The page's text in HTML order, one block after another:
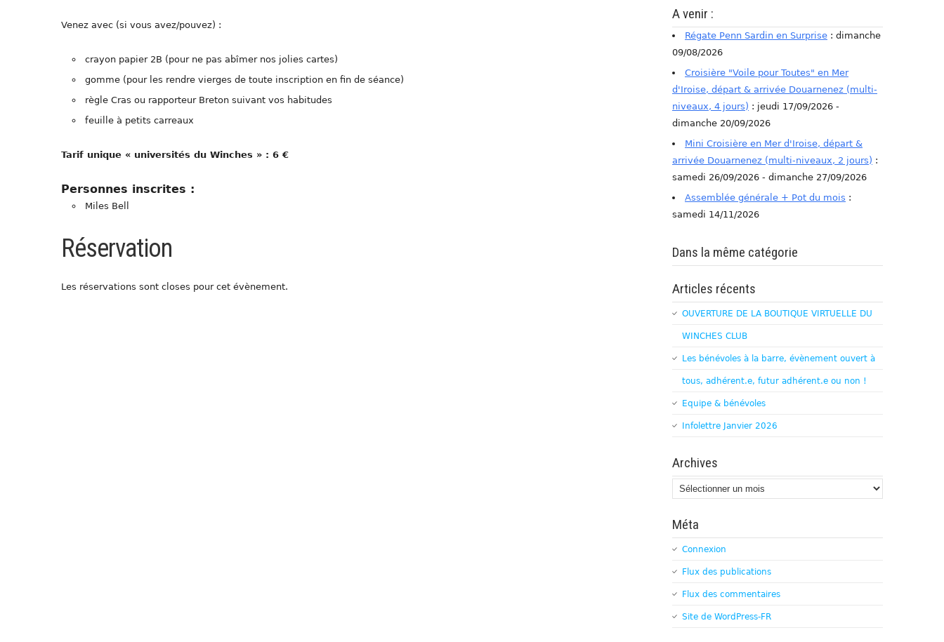
Venez avec (si vous avez/pouvez) :
crayon papier 2B (pour ne pas abîmer nos jolies cartes)
gomme (pour les rendre vierges de toute inscription en fin de séance)
règle Cras ou rapporteur Breton suivant vos habitudes
feuille à petits carreaux
Tarif unique « universités du Winches » : 6 €
Personnes inscrites :
Miles Bell
Réservation
Les réservations sont closes pour cet évènement.
A venir :
Régate Penn Sardin en Surprise : dimanche
09/08/2026
Croisière "Voile pour Toutes" en Mer
d'Iroise, départ & arrivée Douarnenez (multi-
niveaux, 4 jours) : jeudi 17/09/2026 -
dimanche 20/09/2026
Mini Croisière en Mer d'Iroise, départ &
arrivée Douarnenez (multi-niveaux, 2 jours) :
samedi 26/09/2026 - dimanche 27/09/2026
Assemblée générale + Pot du mois :
samedi 14/11/2026
Dans la même catégorie
Articles récents
OUVERTURE DE LA BOUTIQUE VIRTUELLE DU
WINCHES CLUB
Les bénévoles à la barre, évènement ouvert à
tous, adhérent.e, futur adhérent.e ou non !
Equipe & bénévoles
Infolettre Janvier 2026
Archives
Archives
Méta
Connexion
Flux des publications
Flux des commentaires
Site de WordPress-FR